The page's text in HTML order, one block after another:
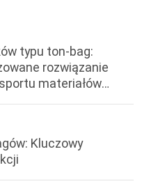
typu ton-bag:
rozwiązanie
materiałów
Kluczowy